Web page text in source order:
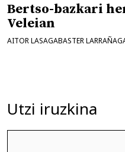
Bertso-bazkari
Veleian
AITOR LASAGABASTER
Utzi iruzkina